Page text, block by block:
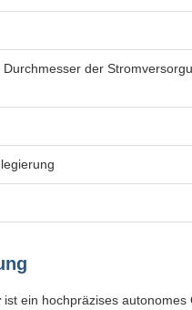
der
ist ein hochpräzises autonomes